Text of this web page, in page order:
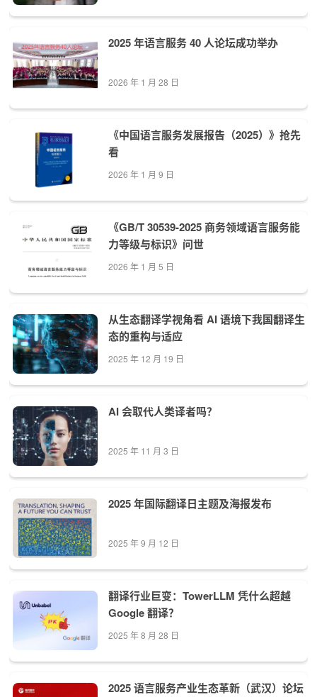
2025 年语言服务 40 人论坛成功举办
2026 年 1 月 28 日
《中国语言服务发展报告（2025）》抢先
看
2026 年 1 月 9 日
《GB/T 30539-2025 商务领域语言服务能
力等级与标识》问世
2026 年 1 月 5 日
从生态翻译学视角看 AI 语境下我国翻译生
态的重构与适应
2025 年 12 月 19 日
AI 会取代人类译者吗？
2025 年 11 月 3 日
2025 年国际翻译日主题及海报发布
2025 年 9 月 12 日
翻译行业巨变：TowerLLM 凭什么超越
Google 翻译？
2025 年 8 月 28 日
2025 语言服务产业生态革新（武汉）论坛